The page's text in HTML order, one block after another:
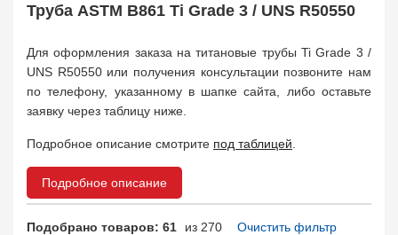
Труба ASTM B861 Ti Grade 3 / UNS R50550
Для оформления заказа на титановые трубы Ti Grade 3 /
UNS R50550 или получения консультации позвоните нам
по телефону, указанному в шапке сайта, либо оставьте
заявку через таблицу ниже.
Подробное описание смотрите под таблицей
Подробное описание
Подобрано товаров: 61 из 270 Очистить фильтр